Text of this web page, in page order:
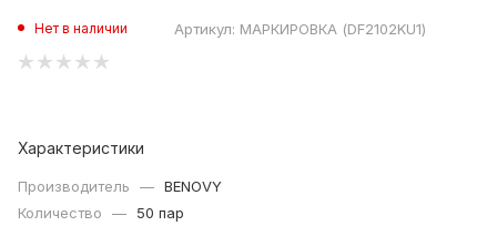
Нет в наличии Артикул: МАРКИРОВКА (DF2102KU1)
Характеристики
Производитель — BENOVY
Количество
—
50 пар